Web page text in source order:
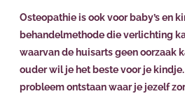
Osteopathie is ook voor baby’s en
behandelmethode die verlichting
waarvan de huisarts geen oorzaak
ouder wil je het beste voor je
probleem ontstaan waar je jezelf